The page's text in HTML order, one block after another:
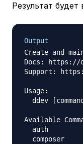
Результат
Output
Create and
Docs: https://
Support:
Usage:
ddev
Available
auth
composer